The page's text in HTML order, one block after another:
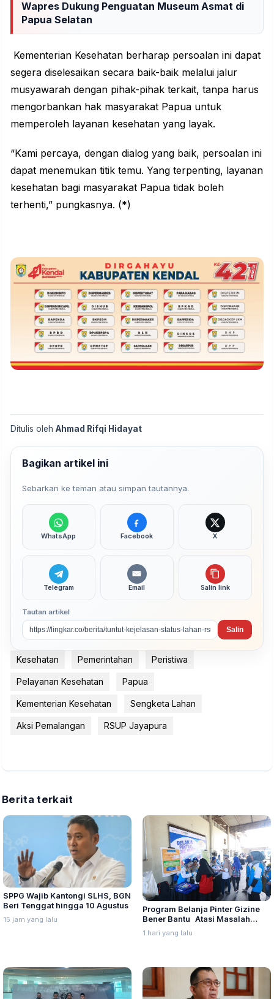
Wapres Dukung Penguatan Museum Asmat di
Papua Selatan
Kementerian Kesehatan berharap persoalan ini dapat
segera diselesaikan secara baik-baik melalui jalur
musyawarah dengan pihak-pihak terkait, tanpa harus
mengorbankan hak masyarakat Papua untuk
memperoleh layanan kesehatan yang layak.
“Kami percaya, dengan dialog yang baik, persoalan ini
dapat menemukan titik temu. Yang terpenting, layanan
kesehatan bagi masyarakat Papua tidak boleh
terhenti,” pungkasnya. (*)
Ditulis oleh Ahmad Rifqi Hidayat
Bagikan artikel ini
Sebarkan ke teman atau simpan tautannya.
WhatsApp Facebook X
Telegram Email Salin link
Tautan artikel
Salin
Kesehatan Pemerintahan Peristiwa
Pelayanan Kesehatan Papua
Kementerian Kesehatan Sengketa Lahan
Aksi Pemalangan RSUP Jayapura
Berita terkait
SPPG Wajib Kantongi SLHS, BGN
Beri Tenggat hingga 10 Agustus
15 jam yang lalu
Program Belanja Pinter Gizine
Bener Bantu Atasi Masalah
Stunting di Kudus
1 hari yang lalu